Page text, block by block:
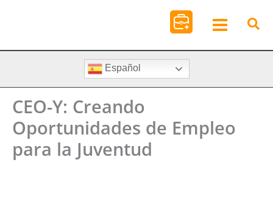
Español
CEO-Y: Creando
Oportunidades de Empleo
para la Juventud